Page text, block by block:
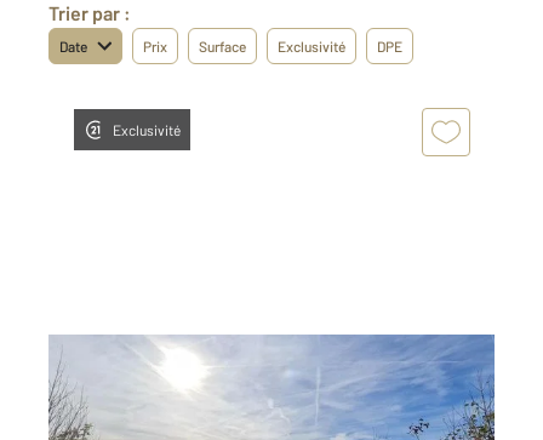
Trier par :
Date Prix Surface Exclusivité DPE
Exclusivité
COUILLY PONT AUX DAMES 77
1626 m
Ref : 7773